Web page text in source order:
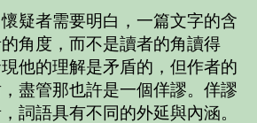
疑者需要明白，一篇文字的含
角度，而不是讀者的角讀得
他的理解是矛盾的，但作者的
盡管那也許是一個佯謬。佯謬
詞語具有不同的外延與內涵。